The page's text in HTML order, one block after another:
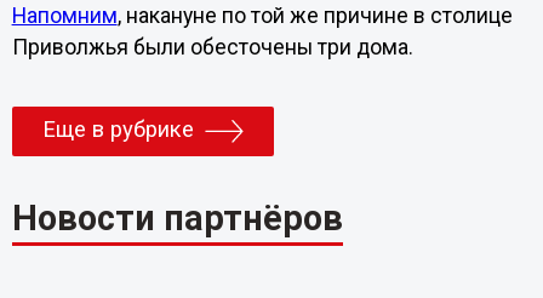
Напомним, накануне по той же причине в столице
Приволжья были обесточены три дома.
Еще в рубрике
Новости партнёров